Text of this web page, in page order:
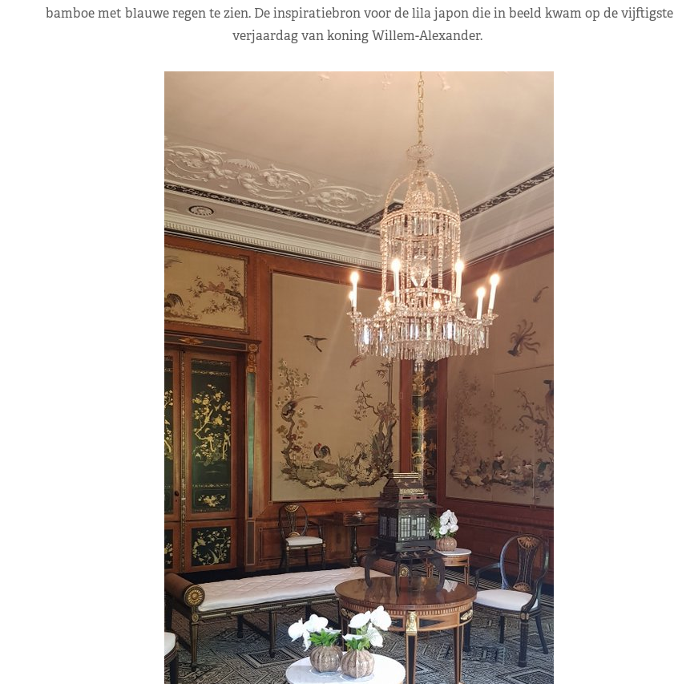
bamboe met blauwe regen te zien. De inspiratiebron voor de lila japon die in beeld kwam op de vijftigste
verjaardag van koning Willem-Alexander.